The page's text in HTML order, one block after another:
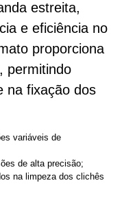
estreita,
e eficiência no
proporciona
permitindo
na fixação dos
variáveis de
de alta precisão;
na limpeza dos clichês